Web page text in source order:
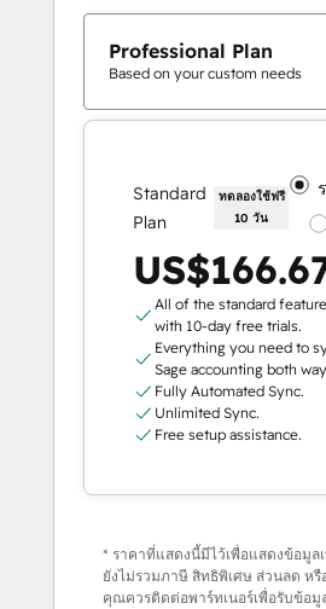
Professional Plan
Based on your custom needs
Standard
Plan
ทดลองใช้ฟรี
10 วัน
All of the standard
with 10-day free trials.
Everything you need to
Sage accounting both
Fully Automated Sync.
Unlimited Sync.
Free setup assistance.
* ราคาที่แสดงนี้มีไว้เพื่อแสดงข้อมูล
ยังไม่รวมภาษี สิทธิพิเศษ ส่วนลด ห
คุณควรติดต่อพาร์ทเนอร์เพื่อรับข้อมู